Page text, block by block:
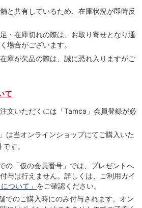
と共有しているため、在庫状況が即時反
・在庫切れの際は、お取り寄せとなり通
場合がございます。
庫が欠品の際は、誠に恐れ入りますがご
て
⽂いただくには「Tamca」会員登録が必
」は当オンラインショップにてご購⼊いた
です。
の「仮の会員番号」では、プレゼントへ
与は⾏えません。詳しくは、ご利⽤ガイ
ついて」 をご確認ください。
でのご購⼊時にのみ付与されます。オン